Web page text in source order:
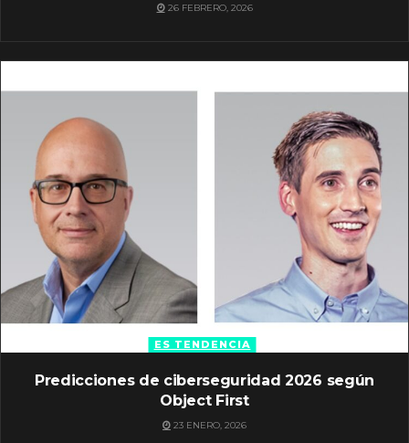
26 FEBRERO, 2026
ES TENDENCIA
Predicciones de ciberseguridad 2026 según
Object First
23 ENERO, 2026